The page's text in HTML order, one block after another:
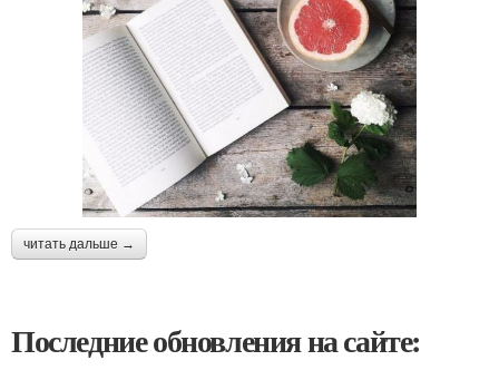
читать дальше →
Последние обновления на сайте: